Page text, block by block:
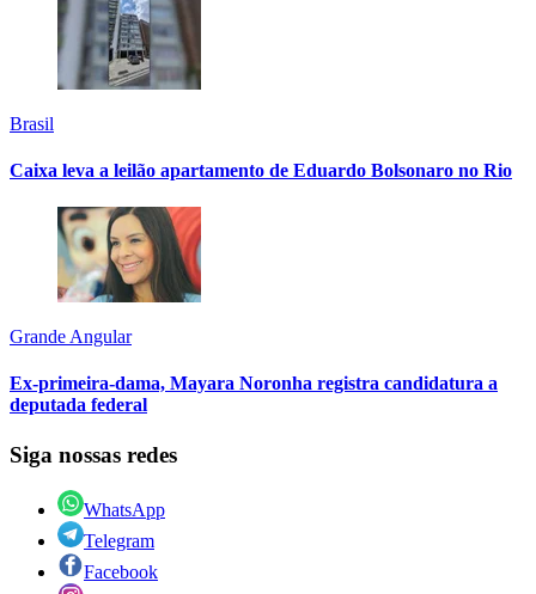
Brasil
Caixa leva a leilão apartamento de Eduardo Bolsonaro no Rio
Grande Angular
Ex-primeira-dama, Mayara Noronha registra candidatura a
deputada federal
Siga nossas redes
WhatsApp
Telegram
Facebook